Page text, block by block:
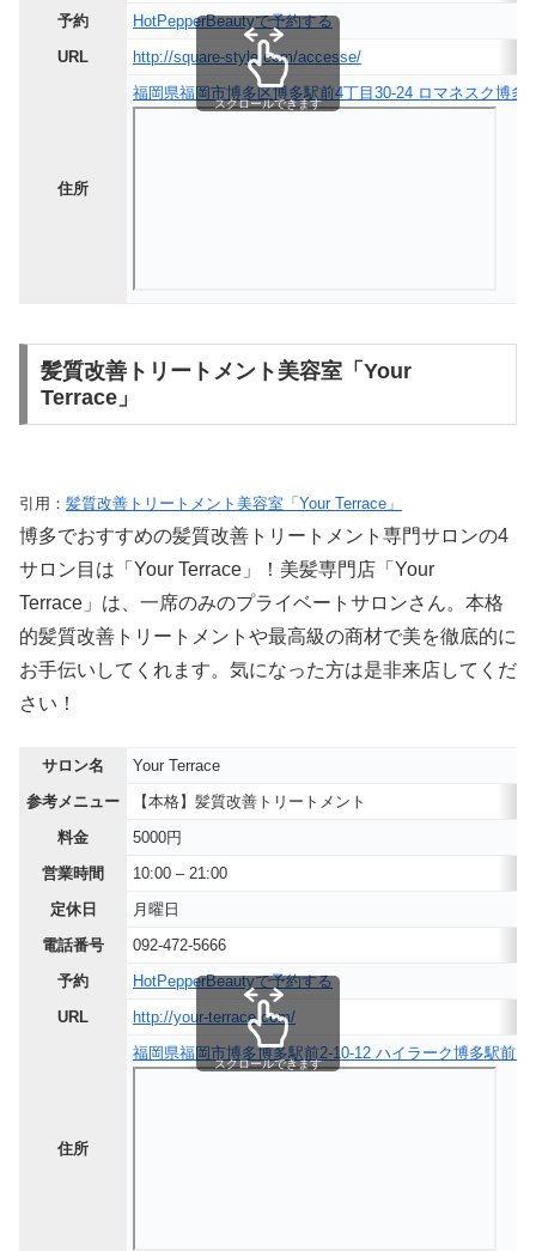
予約
HotPepperBeautyで予約する
URL
http://square-style.com/accesse/
住所
福岡県福岡市博多区博多駅前4丁目30-24 ロマネスク博多
スクロールできます
髪質改善トリートメント美容室「Your
Terrace」
引用： 髪質改善トリートメント美容室「Your Terrace」
博多でおすすめの髪質改善トリートメント専門サロンの4
サロン目は「Your Terrace」！美髪専門店「Your
Terrace」は、一席のみのプライベートサロンさん。本格
的髪質改善トリートメントや最高級の商材で美を徹底的に
お手伝いしてくれます。気になった方は是非来店してくだ
さい！
サロン名
Your Terrace
参考メニュー
【本格】髪質改善トリートメント
料金
5000円
営業時間
10:00 – 21:00
定休日
月曜日
電話番号
092-472-5666
予約
HotPepperBeautyで予約する
URL
http://your-terrace.com/
住所
福岡県福岡市博多博多駅前2-10-12 ハイラーク博多駅前
スクロールできます